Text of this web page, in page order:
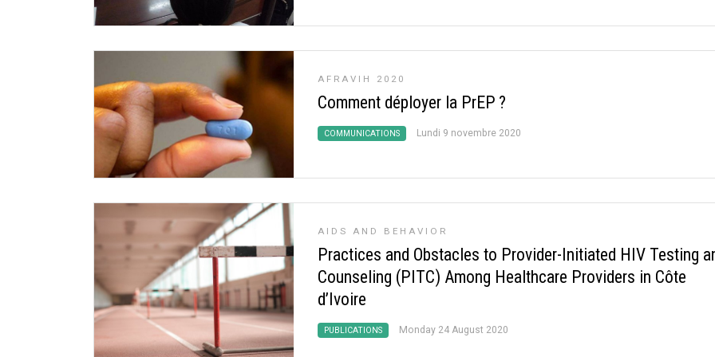
AFRAVIH 2020
Comment déployer la PrEP ?
COMMUNICATIONS Lundi 9 novembre 2020
AIDS AND BEHAVIOR
Practices and Obstacles to Provider-Initiated HIV Testing
Counseling (PITC) Among Healthcare Providers in Côte
d’Ivoire
PUBLICATIONS Monday 24 August 2020